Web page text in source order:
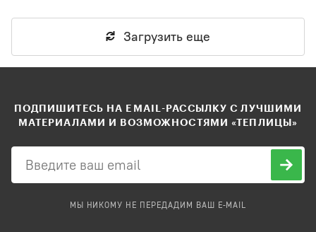
Загрузить еще
ПОДПИШИТЕСЬ НА EMAIL-РАССЫЛКУ С ЛУЧШИМИ
МАТЕРИАЛАМИ И ВОЗМОЖНОСТЯМИ «ТЕПЛИЦЫ»
МЫ НИКОМУ НЕ ПЕРЕДАДИМ ВАШ E-MAIL